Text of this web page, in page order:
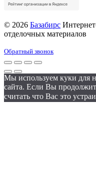
© 2026 Базабирс
отделочных материалов
Обратный звонок
Мы используем куки для
сайта. Если Вы
считать что Вас это